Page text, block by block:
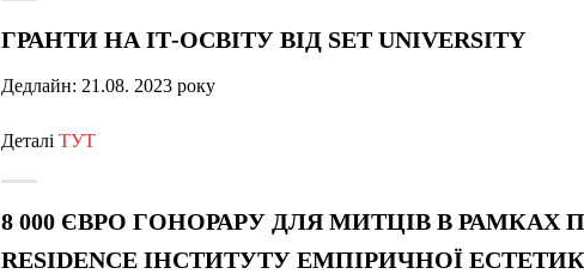
ГРАНТИ НА ІТ-ОСВІТУ ВІД SET UNIVERSITY
Дедлайн: 21.08. 2023 року
Деталі ТУТ
8 000 ЄВРО ГОНОРАРУ ДЛЯ МИТЦІВ В РАМКАХ
RESIDENCE ІНСТИТУТУ ЕМПІРИЧНОЇ